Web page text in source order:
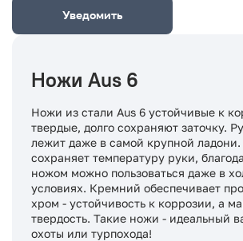
Уведомить
Ножи Aus 6
Ножи из стали Aus 6 устойчивые к
твердые, долго сохраняют заточку.
лежит даже в самой крупной
сохраняет температуру руки,
ножом можно пользоваться даже в
условиях. Кремний обеспечивает
хром - устойчивость к коррозии, а
твердость. Такие ножи - идеальный
охоты или турпохода!